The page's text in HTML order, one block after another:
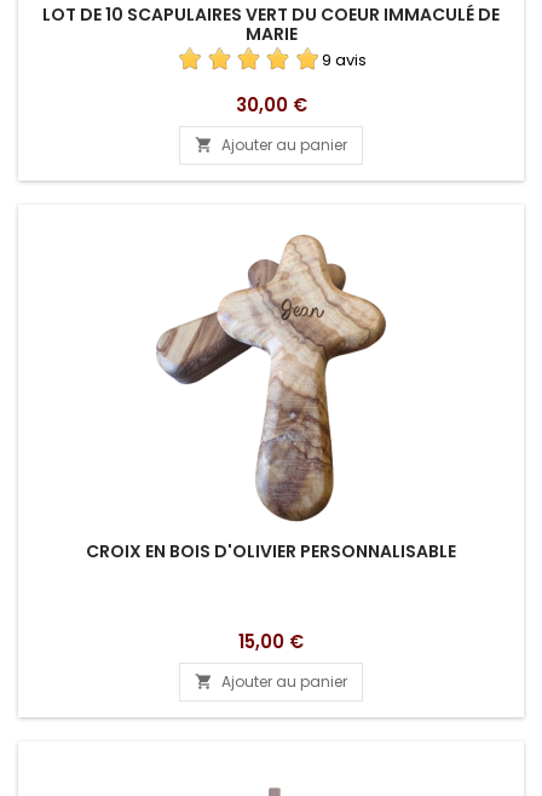
LOT DE 10 SCAPULAIRES VERT DU COEUR IMMACULÉ DE
MARIE
9 avis
Prix
30,00 €
 Ajouter au panier
CROIX EN BOIS D'OLIVIER PERSONNALISABLE
Prix
15,00 €
 Ajouter au panier